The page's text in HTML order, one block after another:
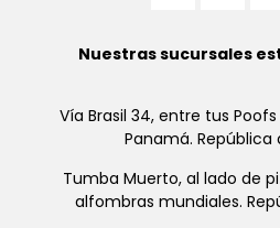
Nuestras sucursales
Vía Brasil 34, entre tus
Panamá. República
Tumba Muerto, al lado de
alfombras mundiales.